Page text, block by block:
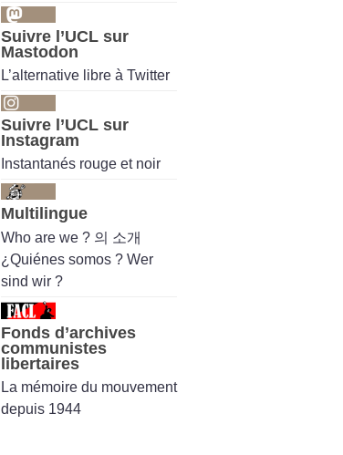
Suivre l’UCL sur
Mastodon
L’alternative libre à Twitter
Suivre l’UCL sur
Instagram
Instantanés rouge et noir
Multilingue
Who are we ? 의 소개
¿Quiénes somos ? Wer
sind wir ?
Fonds d’archives
communistes
libertaires
La mémoire du mouvement
depuis 1944